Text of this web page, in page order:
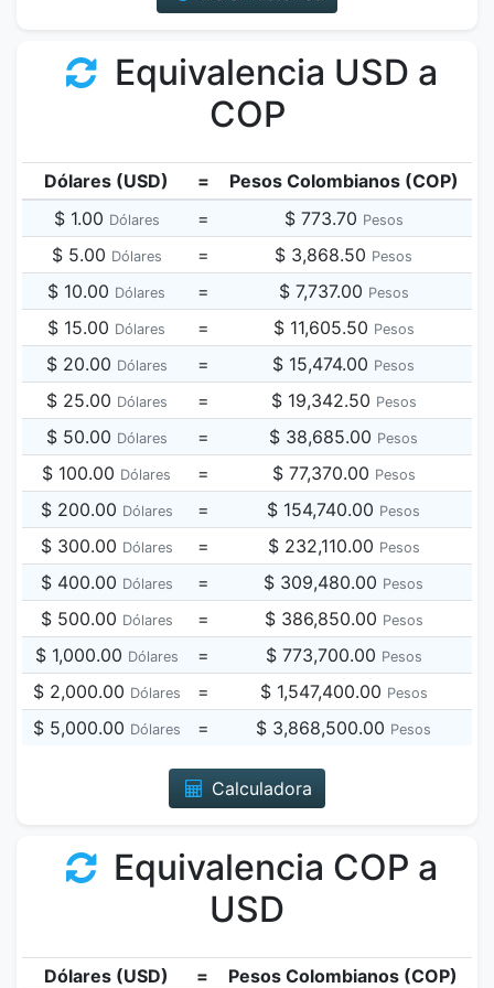
Equivalencia USD a
COP
Dólares (USD) =
Pesos Colombianos (COP)
$ 1.00 Dólares = $ 773.70 Pesos
$ 5.00 Dólares = $ 3,868.50 Pesos
$ 10.00 Dólares = $ 7,737.00 Pesos
$ 15.00 Dólares = $ 11,605.50 Pesos
$ 20.00 Dólares = $ 15,474.00 Pesos
$ 25.00 Dólares = $ 19,342.50 Pesos
$ 50.00 Dólares = $ 38,685.00 Pesos
$ 100.00 Dólares = $ 77,370.00 Pesos
$ 200.00 Dólares = $ 154,740.00 Pesos
$ 300.00 Dólares = $ 232,110.00 Pesos
$ 400.00 Dólares = $ 309,480.00 Pesos
$ 500.00 Dólares = $ 386,850.00 Pesos
$ 1,000.00 Dólares = $ 773,700.00 Pesos
$ 2,000.00 Dólares = $ 1,547,400.00 Pesos
$ 5,000.00 Dólares = $ 3,868,500.00 Pesos
Calculadora
Equivalencia COP a
USD
Dólares (USD) =
Pesos Colombianos (COP)